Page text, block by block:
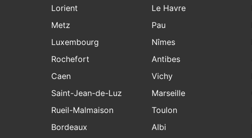
Lorient
Metz
Luxembourg
Rochefort
Le Havre
Pau
Nîmes
Antibes
Caen
Saint-Jean-de-Luz
Rueil-Malmaison
Bordeaux
Vichy
Marseille
Toulon
Albi